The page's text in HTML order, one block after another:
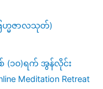
ဟ္မဇာလသုတ်)
(၁၀)ရက် အွန်လိုင်း
Meditation Retreat